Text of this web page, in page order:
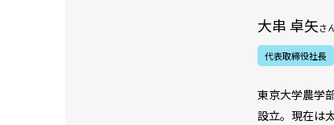
大串 卓矢さ
代表取締役社長
東京大学農学
設立。現在は